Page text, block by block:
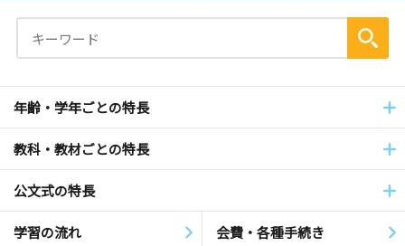
年齢・学年ごとの特長
教科・教材ごとの特長
公文式の特長
学習の流れ 会費・各種手続き